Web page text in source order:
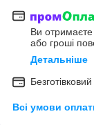
Ви
або гроші
Детальніше
Всі умови